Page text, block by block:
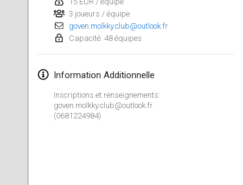
3 joueurs / équipe
goven.molkky.club@outlook.fr
Capacité: 48 équipes
Information Additionnelle
Inscriptions et renseignements:
goven.molkky.club@outlook.fr
(0681224984)
TangoMölkky
5 févr. 2022|Finlande
12 févr. 2022|Finlande
Yamagata Tournament
13 févr. 2022